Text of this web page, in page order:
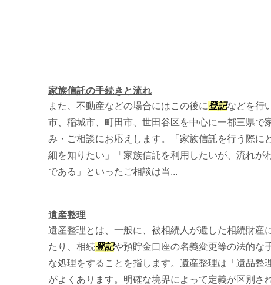
家族信託の手続きと流れ
また、不動産などの場合にはこの後に登記などを行
市、稲城市、町田市、世田谷区を中心に一都三県で
み・ご相談にお応えします。「家族信託を行う際に
細を知りたい」「家族信託を利用したいが、流れが
である」といったご相談は当...
遺産整理
遺産整理とは、一般に、被相続人が遺した相続財産
たり、相続登記や預貯金口座の名義変更等の法的な
な処理をすることを指します。遺産整理は「遺品整
がよくあります。明確な境界によって定義が区別さ